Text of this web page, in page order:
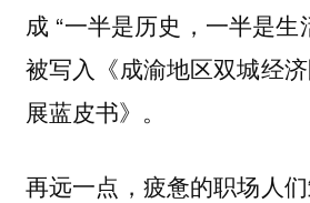
成 “一半是历史，一半是生
被写入《成渝地区双城经
展蓝皮书》。
再远一点，疲惫的职场人